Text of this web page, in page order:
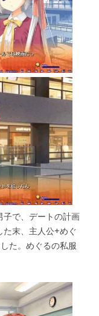
子で、デートの計画
た末、主人公+めぐ
た。めぐるの私服